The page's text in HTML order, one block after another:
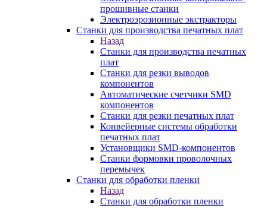
прошивные станки
Электроэрозионные экстракторы
Станки для производства печатных плат
Назад
Станки для производства печатных
плат
Станки для резки выводов
компонентов
Автоматические счетчики SMD
компонентов
Станки для резки печатных плат
Конвейерные системы обработки
печатных плат
Установщики SMD-компонентов
Станки формовки проволочных
перемычек
Станки для обработки пленки
Назад
Станки для обработки пленки